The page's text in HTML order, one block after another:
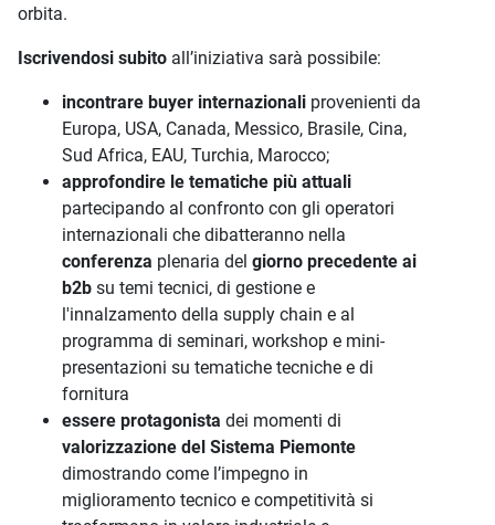
orbita.
Iscrivendosi subito all’iniziativa sarà possibile:
incontrare buyer internazionali provenienti da
Europa, USA, Canada, Messico, Brasile, Cina,
Sud Africa, EAU, Turchia, Marocco;
approfondire le tematiche più attuali
partecipando al confronto con gli operatori
internazionali che dibatteranno nella
conferenza plenaria del giorno precedente ai
b2b su temi tecnici, di gestione e
l'innalzamento della supply chain e al
programma di seminari, workshop e mini-
presentazioni su tematiche tecniche e di
fornitura
essere protagonista dei momenti di
valorizzazione del Sistema Piemonte
dimostrando come l’impegno in
miglioramento tecnico e competitività si